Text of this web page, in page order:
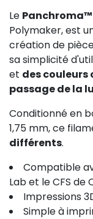
Le Panchroma™
Polymaker, est
création de
sa simplicité
et des
passage de la
Conditionné en
1,75 mm, ce
différents.
Compatible
Lab et le CFS de
Impressions
Simple à